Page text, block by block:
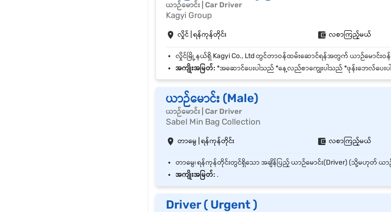
ယာဉ်မောင်း | Car Driver
Kagyi Group
လှိုင် | ရန်ကုန်တိုင်း လစာကြည့်မယ်
အကျိုးအမြတ်: *အဆောင်ပေးပါသည် *နေ့လည်စာကျွေးပါသည် *‌ဖုန်းဘေလ်ပေးပါသည် *အချိန်ပိုကြေးပေးပါသည်
ယာဉ်မောင်း (Male)
ယာဉ်မောင်း | Car Driver
Sabel Min Bag Collection
တာမွေ | ရန်ကုန်တိုင်း လစာကြည့်မယ်
အကျိုးအမြတ်: .
Driver ( Urgent )